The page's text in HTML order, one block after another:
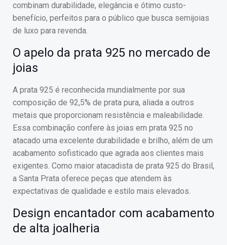
combinam durabilidade, elegância e ótimo custo-
benefício, perfeitos para o público que busca semijoias
de luxo para revenda.
O apelo da prata 925 no mercado de
joias
A prata 925 é reconhecida mundialmente por sua
composição de 92,5% de prata pura, aliada a outros
metais que proporcionam resistência e maleabilidade.
Essa combinação confere às joias em prata 925 no
atacado uma excelente durabilidade e brilho, além de um
acabamento sofisticado que agrada aos clientes mais
exigentes. Como maior atacadista de prata 925 do Brasil,
a Santa Prata oferece peças que atendem às
expectativas de qualidade e estilo mais elevados.
Design encantador com acabamento
de alta joalheria